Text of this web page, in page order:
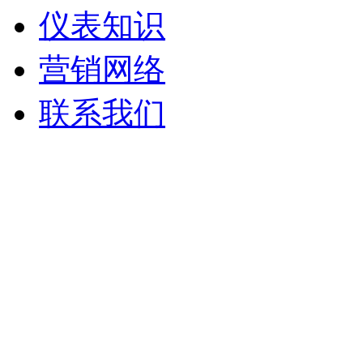
仪表知识
营销网络
联系我们